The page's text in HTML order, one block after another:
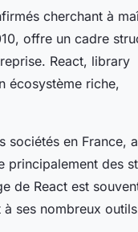
cherchant à
offre un cadre
React, library
écosystème riche,
sociétés en France,
principalement des
de React est
ses nombreux